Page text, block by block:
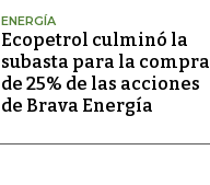
ENERGÍA
Ecopetrol culminó la
subasta para la compra
de 25% de las acciones
de Brava Energía